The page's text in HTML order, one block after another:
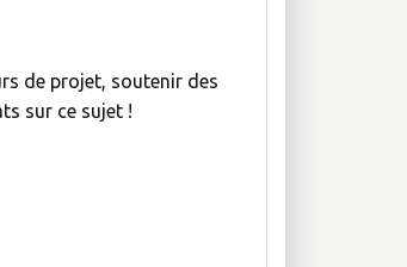
de projet, soutenir des
sur ce sujet !